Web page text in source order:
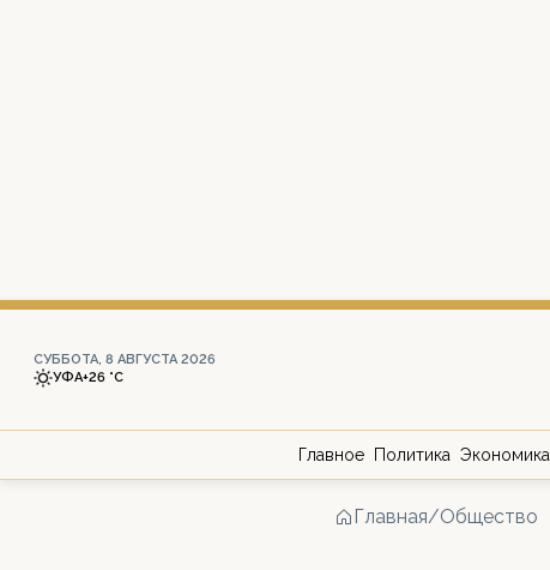
СУББОТА, 8 АВГУСТА 2026
УФА+26 °С
Главное Политика Экономика
Главная/Общество